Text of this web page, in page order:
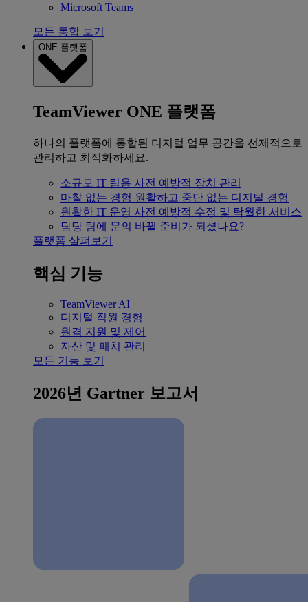
Microsoft Teams
모든 통합 보기
ONE 플랫폼
TeamViewer ONE 플랫폼
하나의 플랫폼에 통합된 디지털 업무 공간을 선제적으로
관리하고 최적화하세요.
소규모 IT 팀용 사전 예방적 장치 관리
마찰 없는 경험 원활하고 중단 없는 디지털 경험
원활한 IT 운영 사전 예방적 수정 및 탁월한 서비스
담당 팀에 문의 바뀔 준비가 되셨나요?
플랫폼 살펴보기
핵심 기능
TeamViewer AI
디지털 직원 경험
원격 지원 및 제어
자산 및 패치 관리
모든 기능 보기
2026년 Gartner 보고서